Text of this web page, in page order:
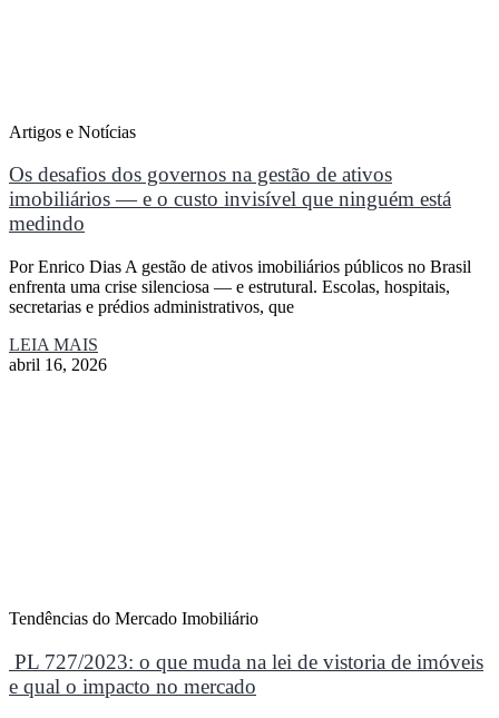
Artigos e Notícias
Os desafios dos governos na gestão de ativos
imobiliários — e o custo invisível que ninguém está
medindo
Por Enrico Dias A gestão de ativos imobiliários públicos no Brasil
enfrenta uma crise silenciosa — e estrutural. Escolas, hospitais,
secretarias e prédios administrativos, que
LEIA MAIS
abril 16, 2026
Tendências do Mercado Imobiliário
PL 727/2023: o que muda na lei de vistoria de imóveis
e qual o impacto no mercado